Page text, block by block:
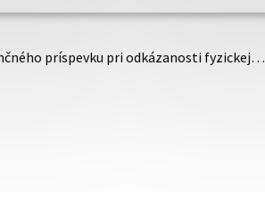
príspevku pri odkázanosti fyzickej…